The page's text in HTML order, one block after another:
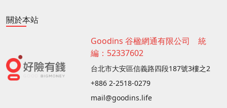
關於本站
Goodins 谷楹網通有限公司 統
編：52337602
台北市大安區信義路四段187號3樓之2
+886 2-2518-0279
mail@goodins.life